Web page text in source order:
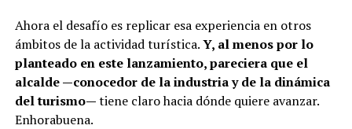
Ahora el desafío es replicar esa experiencia en otros
ámbitos de la actividad turística.Y, al menos por lo
planteado en este lanzamiento, pareciera que el
alcalde —conocedor de la industria y de la dinámica
del turismo—tiene claro hacia dónde quiere avanzar.
Enhorabuena.